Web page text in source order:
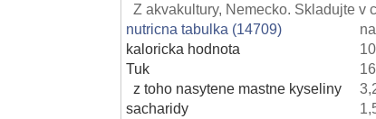
Z akvakultury, Nemecko. Skladujte v
nutricna tabulka (14709)
kaloricka hodnota
Tuk
z toho nasytene mastne kyseliny
sacharidy